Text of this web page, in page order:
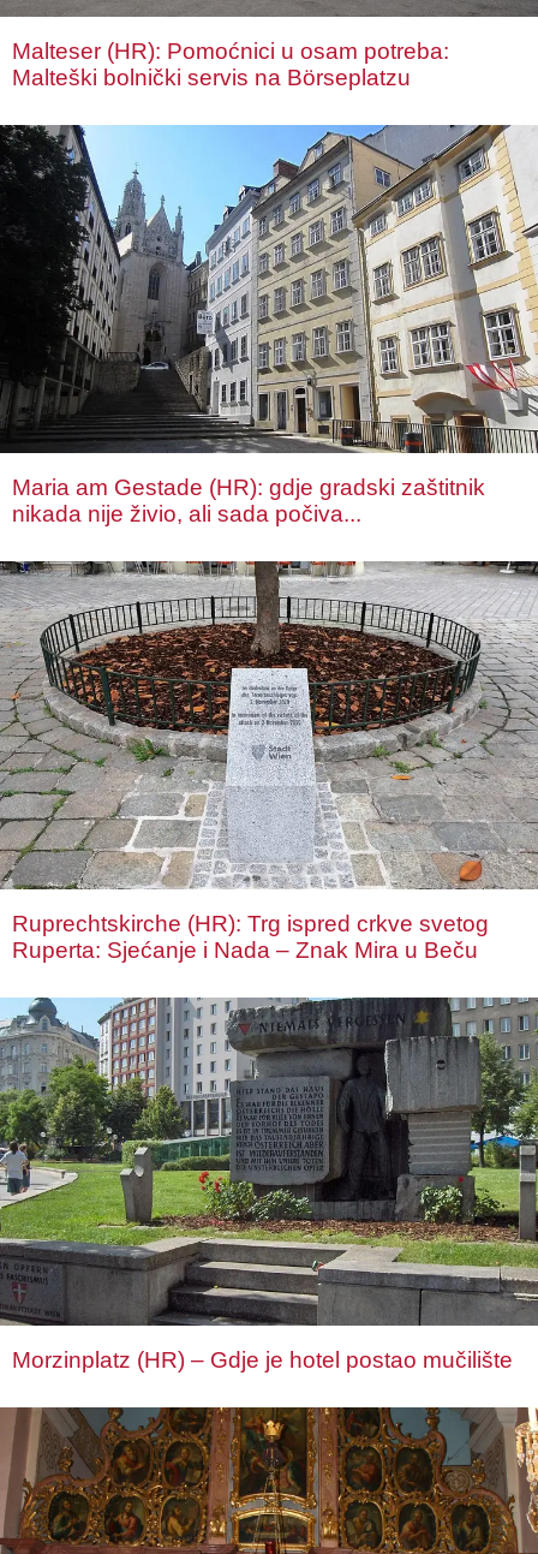
Malteser (HR): Pomoćnici u osam potreba:
Malteški bolnički servis na Börseplatzu
Maria am Gestade (HR): gdje gradski zaštitnik
nikada nije živio, ali sada počiva...
Ruprechtskirche (HR): Trg ispred crkve svetog
Ruperta: Sjećanje i Nada – Znak Mira u Beču
Morzinplatz (HR) – Gdje je hotel postao mučilište